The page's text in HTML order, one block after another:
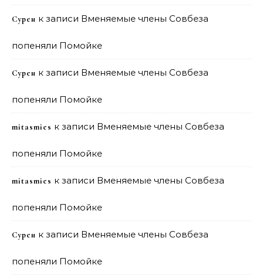
Сурен к записи Вменяемые члены Совбеза
попеняли Помойке
Сурен к записи Вменяемые члены Совбеза
попеняли Помойке
mitasmies к записи Вменяемые члены Совбеза
попеняли Помойке
mitasmies к записи Вменяемые члены Совбеза
попеняли Помойке
Сурен к записи Вменяемые члены Совбеза
попеняли Помойке